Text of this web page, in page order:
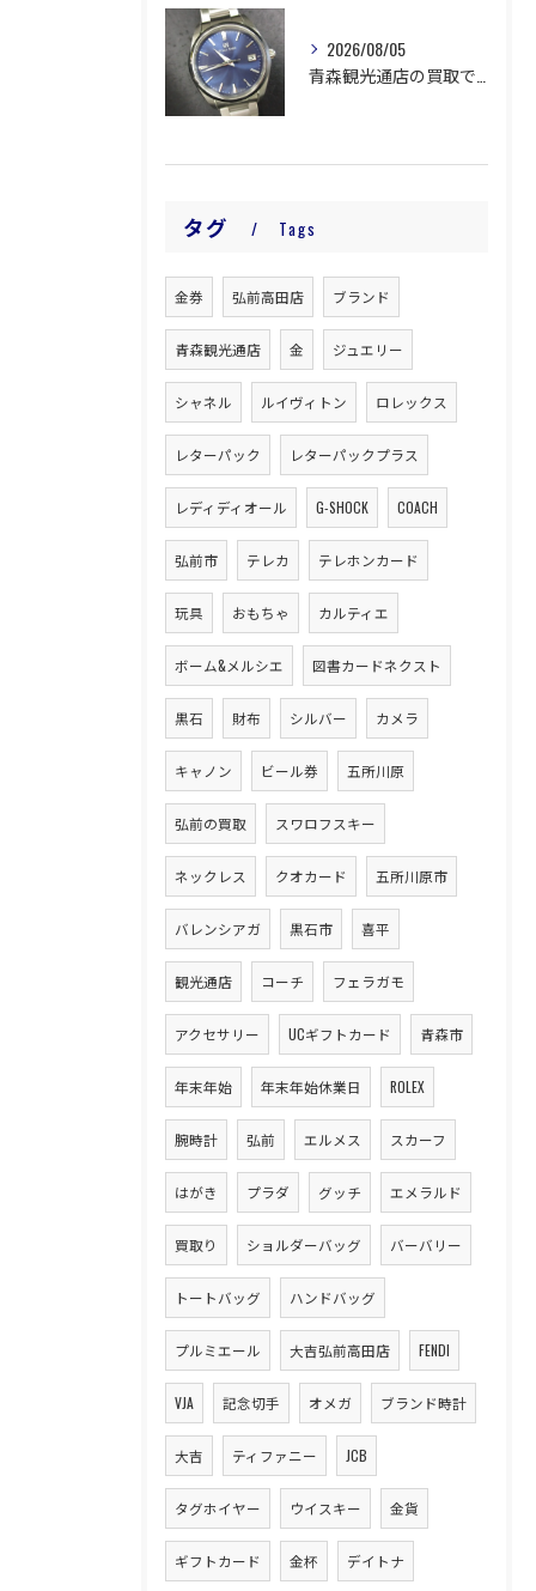
2026/08/05
タグ Tags
金券 弘前高田店 ブランド
青森観光通店 金 ジュエリー
シャネル ルイヴィトン ロレックス
レターパック レターパックプラス
レディディオール G-SHOCK COACH
弘前市 テレカ テレホンカード
玩具 おもちゃ カルティエ
ボーム&メルシエ 図書カードネクスト
黒石 財布 シルバー カメラ
キャノン ビール券 五所川原
弘前の買取 スワロフスキー
ネックレス クオカード 五所川原市
バレンシアガ 黒石市 喜平
観光通店 コーチ フェラガモ
アクセサリー UCギフトカード 青森市
年末年始 年末年始休業日 ROLEX
腕時計 弘前 エルメス スカーフ
はがき プラダ グッチ エメラルド
買取り ショルダーバッグ バーバリー
トートバッグ ハンドバッグ
プルミエール 大吉弘前高田店 FENDI
VJA 記念切手 オメガ ブランド時計
大吉 ティファニー JCB
タグホイヤー ウイスキー 金貨
ギフトカード 金杯 デイトナ